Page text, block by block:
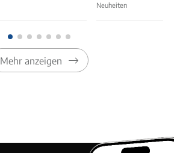
Neuheiten
Mehr anzeigen